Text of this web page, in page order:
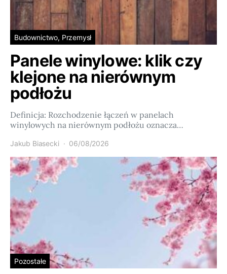
Budownictwo, Przemysł
Panele winylowe: klik czy
klejone na nierównym
podłożu
Definicja: Rozchodzenie łączeń w panelach
winylowych na nierównym podłożu oznacza…
Jakub Biasecki 06/08/2026
Pozostałe